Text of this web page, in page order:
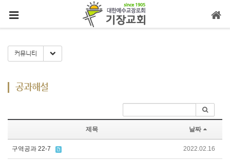
커뮤니티 Toggle Dropdown
공과해설
제목 날짜
구역공과 22-7 2022.02.16